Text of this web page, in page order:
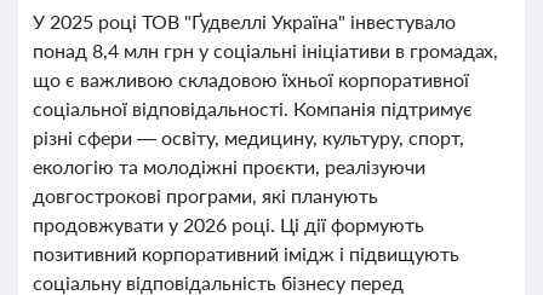
У 2025 році ТОВ "Ґудвеллі Україна" інвестувало
понад 8,4 млн грн у соціальні ініціативи в громадах,
що є важливою складовою їхньої корпоративної
соціальної відповідальності. Компанія підтримує
різні сфери — освіту, медицину, культуру, спорт,
екологію та молодіжні проєкти, реалізуючи
довгострокові програми, які планують
продовжувати у 2026 році. Ці дії формують
позитивний корпоративний імідж і підвищують
соціальну відповідальність бізнесу перед